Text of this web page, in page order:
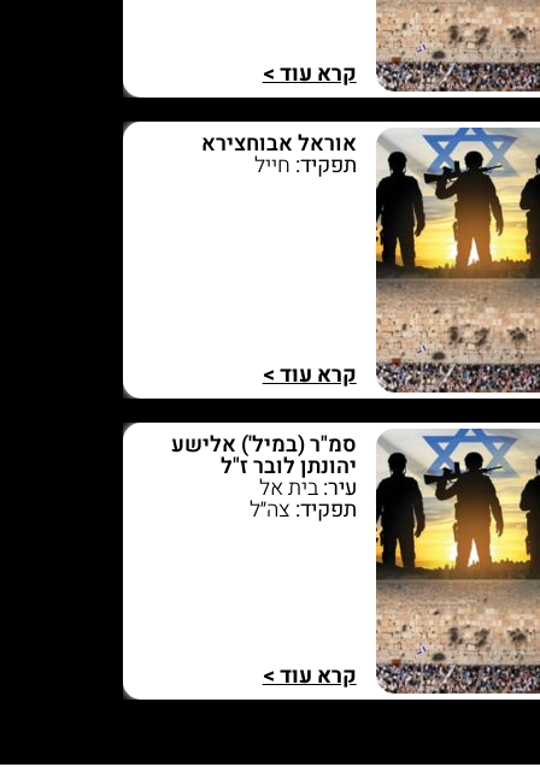
קרא עוד >
אוראל אבוחצירא
תפקיד: חייל
קרא עוד >
סמ"ר (במיל') אלישע
יהונתן לובר ז"ל
עיר:בית אל
תפקיד: צה״ל
קרא עוד >